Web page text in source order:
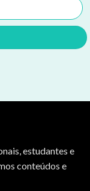
estudantes e
conteúdos e